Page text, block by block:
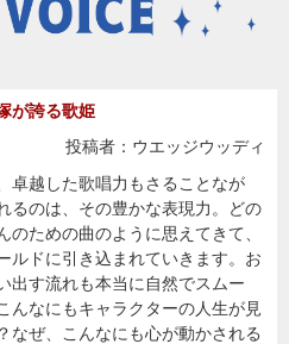
が誇る歌姫
投稿者：ウエッジウッディ
卓越した歌唱力もさることなが
るのは、その豊かな表現力。どの
のための曲のように思えてきて、
ルドに引き込まれていきます。お
出す流れも本当に自然でスムー
んなにもキャラクターの人生が見
なぜ、こんなにも心が動かされる